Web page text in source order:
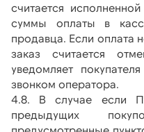
считается
суммы оплаты в
продавца. Если оплата
заказ считается
уведомляет
звонком оператора.
4.8. В случае если
предыдущих